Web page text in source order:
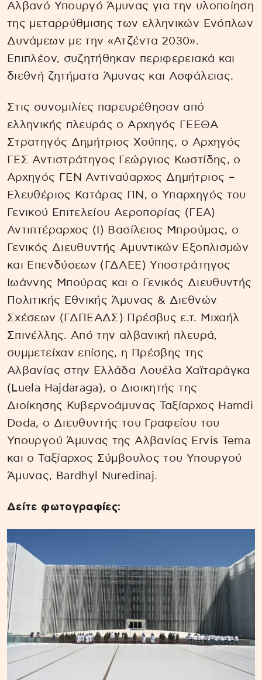
Αλβανό Υπουργό Άμυνας για την υλοποίηση
της μεταρρύθμισης των ελληνικών Ενόπλων
Δυνάμεων με την «Ατζέντα 2030».
Επιπλέον, συζητήθηκαν περιφερειακά και
διεθνή ζητήματα Άμυνας και Ασφάλειας.
Στις συνομιλίες παρευρέθησαν από
ελληνικής πλευράς ο Αρχηγός ΓΕΕΘΑ
Στρατηγός Δημήτριος Χούπης, ο Αρχηγός
ΓΕΣ Αντιστράτηγος Γεώργιος Κωστίδης, ο
Αρχηγός ΓΕΝ Αντιναύαρχος Δημήτριος –
Ελευθέριος Κατάρας ΠΝ, ο Υπαρχηγός του
Γενικού Επιτελείου Αεροπορίας (ΓΕΑ)
Αντιπτέραρχος (Ι) Βασίλειος Μπρούμας, ο
Γενικός Διευθυντής Αμυντικών Εξοπλισμών
και Επενδύσεων (ΓΔΑΕΕ) Υποστράτηγος
Ιωάννης Μπούρας και ο Γενικός Διευθυντής
Πολιτικής Εθνικής Άμυνας & Διεθνών
Σχέσεων (ΓΔΠΕΑΔΣ) Πρέσβυς ε.τ. Μιχαήλ
Σπινέλλης. Από την αλβανική πλευρά,
συμμετείχαν επίσης, η Πρέσβης της
Αλβανίας στην Ελλάδα Λουέλα Χαϊταράγκα
(Luela Hajdaraga), ο Διοικητής της
Διοίκησης Κυβερνοάμυνας Ταξίαρχος Hamdi
Doda, o Διευθυντής του Γραφείου του
Υπουργού Άμυνας της Αλβανίας Ervis Tema
και ο Ταξίαρχος Σύμβουλος του Υπουργού
Άμυνας, Bardhyl Nuredinaj.
Δείτε φωτογραφίες: